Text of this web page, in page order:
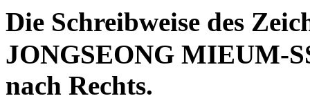
Die Schreibweise des
JONGSEONG MIEUM-
nach Rechts.